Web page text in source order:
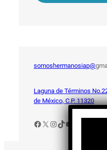
somoshermanosiap@
Laguna de Términos
de México, C.P. 11320
Facebook
X Instagram
TikTok
YouTube